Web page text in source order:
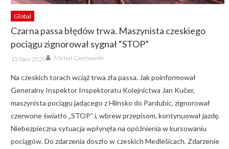
Global
Czarna passa błędów trwa. Maszynista czeskiego
pociągu zignorował sygnał “STOP”
Posted
on
13 lipca 2020 Author
Michał Ciechowski
Na czeskich torach wciąż trwa zła passa. Jak poinformował
Generalny Inspektor Inspektoratu Kolejnictwa Jan Kučer,
maszynista pociągu jadącego z Hlinsko do Pardubic, zignorował
czerwone światło „STOP” i, wbrew przepisom, kontynuował jazdę.
Niebezpieczna sytuacja wpłynęła na opóźnienia w kursowaniu
pociągów. Do zdarzenia doszło w czeskich Medlešicach. Zdarzenie